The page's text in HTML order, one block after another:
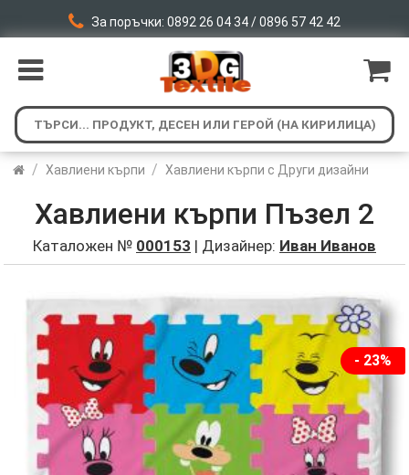
За поръчки: 0892 26 04 34 / 0896 57 42 42
/ Хавлиени кърпи / Хавлиени кърпи с Други дизайни
Хавлиени кърпи Пъзел 2
Каталожен № 000153 | Дизайнер: Иван Иванов
- 23%